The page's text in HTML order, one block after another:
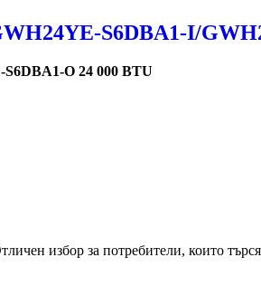
S6DBA1-I/
O 24 000 BTU
избор за потребители, които